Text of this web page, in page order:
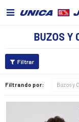

BUZOS Y
Filtrando por: Buzos y